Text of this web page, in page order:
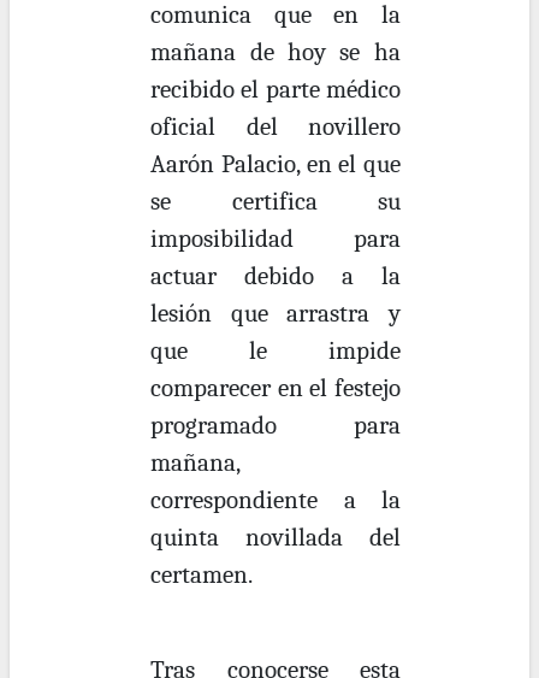
comunica que en la
mañana de hoy se ha
recibido el parte médico
oficial del novillero
Aarón Palacio, en el que
se certifica su
imposibilidad para
actuar debido a la
lesión que arrastra y
que le impide
comparecer en el festejo
programado para
mañana,
correspondiente a la
quinta novillada del
certamen.
Tras conocerse esta